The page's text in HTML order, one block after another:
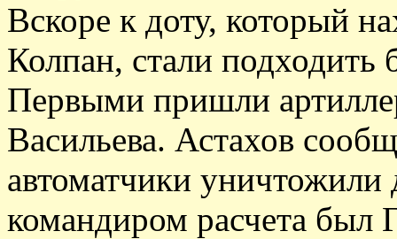
Вскоре к доту, который
Колпан, стали подходить
Первыми пришли
Васильева. Астахов
автоматчики уничтожили
командиром расчета был